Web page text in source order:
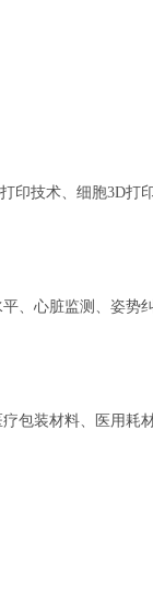
印技术、细胞3D打
、心脏监测、姿势纠
包装材料、医用耗